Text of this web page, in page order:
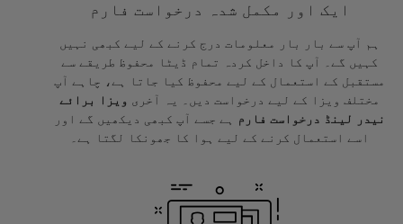
ایک اور مکمل شدہ درخواست فارم
ہم آپ سے بار بار معلومات درج کرنے کے لیے کبھی نہیں
کہیں گے۔ آپ کا داخل کردہ تمام ڈیٹا محفوظ طریقے سے
مستقبل کے استعمال کے لیے محفوظ کیا جاتا ہے، چاہے آپ
مختلف ویزا کے لیے درخواست دیں۔ یہ آخری ویزا برائے
نیدر لینڈ درخواست فارم
ہے جسے آپ کبھی دیکھیں گے اور
اسے استعمال کرنے کے لیے ہوا کا جھونکا لگتا ہے۔